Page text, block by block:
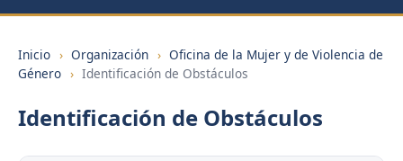
Inicio › Organización › Oficina de la Mujer y de Violencia de
Género › Identificación de Obstáculos
Identificación de Obstáculos